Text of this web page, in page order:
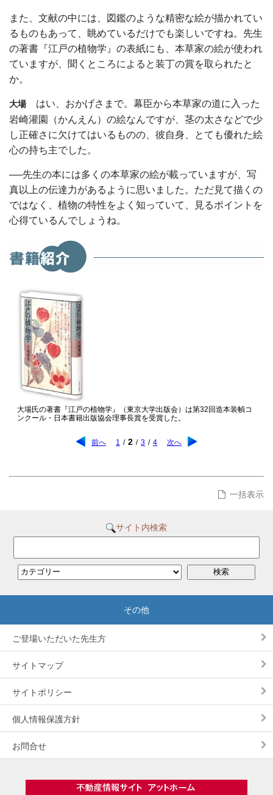
また、文献の中には、図鑑のような精密な絵が描かれてい
るものもあって、眺めているだけでも楽しいですね。先生
の著書『江戸の植物学』の表紙にも、本草家の絵が使われ
ていますが、聞くところによると装丁の賞を取られたと
か。
大場はい、おかげさまで。幕臣から本草家の道に入った
岩崎灌園（かんえん）の絵なんですが、茎の太さなどで少
し正確さに欠けてはいるものの、彼自身、とても優れた絵
心の持ち主でした。
──先生の本には多くの本草家の絵が載っていますが、写
真以上の伝達力があるように思いました。ただ見て描くの
ではなく、植物の特性をよく知っていて、見るポイントを
心得ているんでしょうね。
大場氏の著書『江戸の植物学』（東京大学出版会）は第32回造本装幀コ
ンクール・日本書籍出版協会理事長賞を受賞した。
前へ 1 / 2 / 3 / 4 次へ
一括表示
サイト内検索
ご登場いただいた先生方
サイトマップ
サイトポリシー
個人情報保護方針
お問合せ